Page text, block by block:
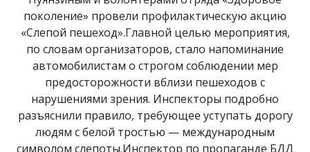
поколение» провели профилактическую акцию
«Слепой пешеход».Главной целью мероприятия,
по словам организаторов, стало напоминание
автомобилистам о строгом соблюдении мер
предосторожности вблизи пешеходов с
нарушениями зрения. Инспекторы подробно
разъяснили правило, требующее уступать дорогу
людям с белой тростью — международным
символом слепоты.Инспектор по пропаганде БДД